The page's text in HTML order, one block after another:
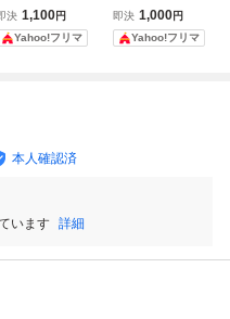
決 1,100円
Yahoo!フリマ
エンジン
即決 1,000円
Yahoo!フリマ
本人確認済
います 詳細